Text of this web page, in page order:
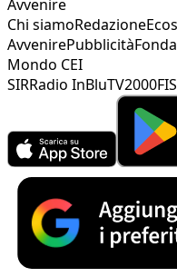
Avvenire
Chi siamoRedazione
AvvenirePubblicità
Mondo CEI
SIRRadio InBluTV2000